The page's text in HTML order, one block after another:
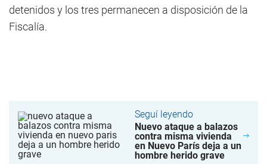
detenidos y los tres permanecen a disposición de la
Fiscalía.
Seguí leyendo
Nuevo ataque a balazos
contra misma vivienda
en Nuevo París deja a un
hombre herido grave